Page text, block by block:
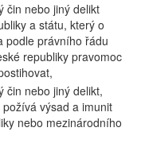
čin nebo jiný delikt
a státu, který o
podle právního řádu
republiky pravomoc
čin nebo jiný delikt,
výsad a imunit
nebo mezinárodního